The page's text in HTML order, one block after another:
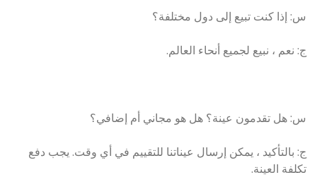
س: إذا كنت تبيع إلى دول مختلفة؟
ج: نعم ، نبيع لجميع أنحاء العالم.
س: هل تقدمون عينة؟ هل هو مجاني أم إضافي؟
ج: بالتأكيد ، يمكن إرسال عيناتنا للتقييم في أي وقت. يجب دفع
تكلفة العينة.